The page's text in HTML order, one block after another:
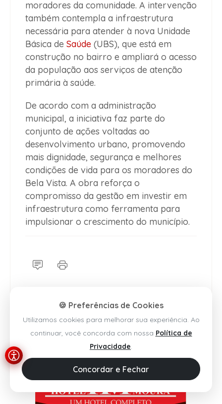
moradores da comunidade. A intervenção
também contempla a infraestrutura
necessária para atender à nova Unidade
Básica de Saúde (UBS), que está em
construção no bairro e ampliará o acesso
da população aos serviços de atenção
primária à saúde.
De acordo com a administração
municipal, a iniciativa faz parte do
conjunto de ações voltadas ao
desenvolvimento urbano, promovendo
mais dignidade, segurança e melhores
condições de vida para os moradores do
Bela Vista. A obra reforça o
compromisso da gestão em investir em
infraestrutura como ferramenta para
impulsionar o crescimento do município.
🍪 Preferências de Cookies
Utilizamos cookies para melhorar sua experiência. Ao
continuar, você concorda com nossa Política de
Privacidade.
Concordar e Fechar